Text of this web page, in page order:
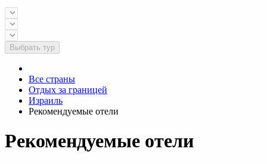
Выбрать тур
Все страны
Отдых за границей
Израиль
Рекомендуемые отели
Рекомендуемые отели